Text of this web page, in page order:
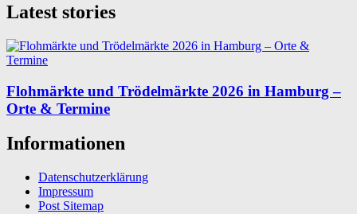
Latest stories
Flohmärkte und Trödelmärkte 2026 in Hamburg –
Orte & Termine
Informationen
Datenschutzerklärung
Impressum
Post Sitemap